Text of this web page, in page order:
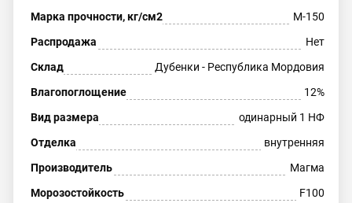
Марка прочности, кг/см2
М-150
Распродажа
Нет
Склад
Дубенки - Республика Мордовия
Влагопоглощение
12%
Вид размера
одинарный 1 НФ
Отделка
внутренняя
Производитель
Магма
Морозостойкость
F100